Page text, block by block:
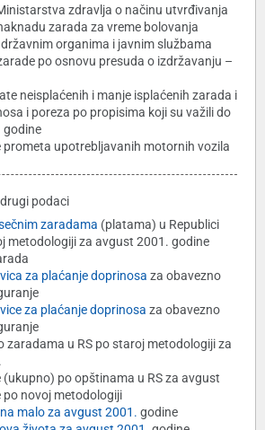
zdravlja o načinu utvrđivanja
zarada za vreme bolovanja
organima i javnim službama
po osnovu presuda o izdržavanju –
neisplaćenih i manje isplaćenih zarada i
i poreza po propisima koji su važili do
godine
prometa upotrebljavanih motornih vozila
podaci
zaradama (platama) u Republici
metodologiji za avgust 2001. godine
za plaćanje doprinosa za obavezno
za plaćanje doprinosa za obavezno
zaradama u RS po staroj metodologiji za
po opštinama u RS za avgust
po novoj metodologiji
malo za avgust 2001. godine